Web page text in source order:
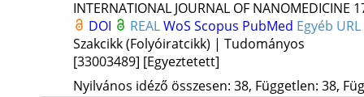
INTERNATIONAL JOURNAL OF NANOMEDICINE
DOI
REALWoS Scopus PubMed Egyéb URL
Szakcikk (Folyóiratcikk) | Tudományos
[33003489] [Egyeztetett]
Nyilvános idéző összesen: 38, Független: 38,